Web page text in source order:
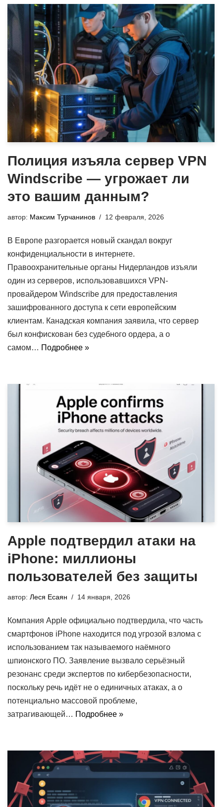
Полиция изъяла сервер VPN
Windscribe — угрожает ли
это вашим данным?
автор: Максим Турчанинов 12 февраля, 2026
В Европе разгорается новый скандал вокруг
конфиденциальности в интернете.
Правоохранительные органы Нидерландов изъяли
один из серверов, использовавшихся VPN-
провайдером Windscribe для предоставления
зашифрованного доступа к сети европейским
клиентам. Канадская компания заявила, что сервер
был конфискован без судебного ордера, а о
самом… Подробнее »
Apple подтвердил атаки на
iPhone: миллионы
пользователей без защиты
автор: Леся Есаян 14 января, 2026
Компания Apple официально подтвердила, что часть
смартфонов iPhone находится под угрозой взлома с
использованием так называемого наёмного
шпионского ПО. Заявление вызвало серьёзный
резонанс среди экспертов по кибербезопасности,
поскольку речь идёт не о единичных атаках, а о
потенциально массовой проблеме,
затрагивающей… Подробнее »